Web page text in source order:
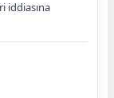
iddiasına